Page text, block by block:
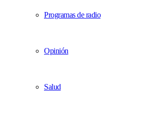
Programas de radio
Opinión
Salud